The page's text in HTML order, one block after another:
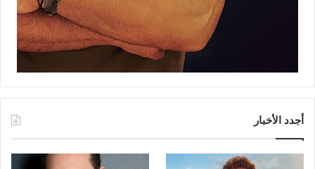
أجدد الأخبار